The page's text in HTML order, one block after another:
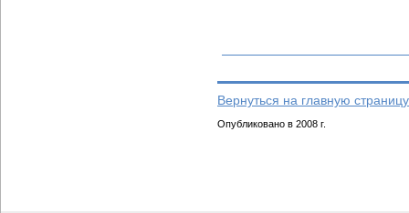
Вернуться на главную
Опубликовано в 2008 г.